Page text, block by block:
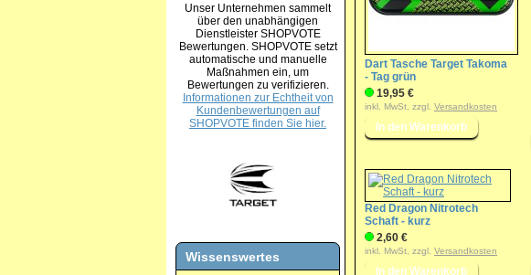
Unser Unternehmen sammelt
über den unabhängigen
Dienstleister SHOPVOTE
Bewertungen. SHOPVOTE setzt
automatische und manuelle
Maßnahmen ein, um
Bewertungen zu verifizieren.
Informationen zur Echtheit von
Kundenbewertungen auf
SHOPVOTE finden Sie hier.
Wissenswertes
Dart Tasche Target Takoma
- Tag grün
19,95 €
inkl. MwSt, zzgl. Versandkosten
Red Dragon Nitrotech
Schaft - kurz
2,60 €
inkl. MwSt, zzgl. Versandkosten